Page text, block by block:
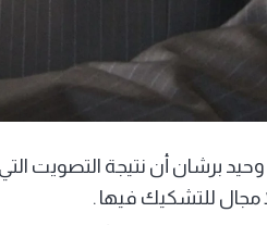
برشان أن نتيجة التصويت التي
للتشكيك فيها .